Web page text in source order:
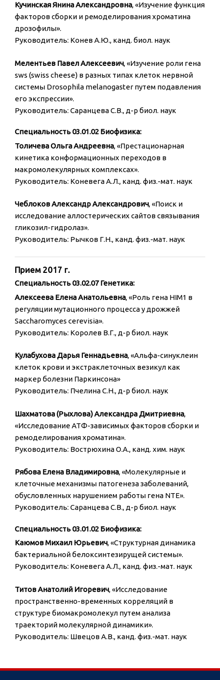
Кучинская Янина Александровна, «Изучение функция
факторов сборки и ремоделирования хроматина
дрозофилы».
Руководитель: Конев А.Ю., канд. биол. наук
Мелентьев Павел Алексеевич, «Изучение роли гена
sws (swiss cheese) в разных типах клеток нервной
системы Drosophila melanogaster путем подавления
его экспрессии».
Руководитель: Саранцева С.В., д-р биол. наук
Специальность 03.01.02 Биофизика:
Толичева Ольга Андреевна, «Престационарная
кинетика конформационных переходов в
макромолекулярных комплексах».
Руководитель: Коневега А.Л., канд. физ.-мат. наук
Чеблоков Александр Александрович, «Поиск и
исследование аллостерических сайтов связывания
гликозил-гидролаз».
Руководитель: Рычков Г.Н., канд. физ.-мат. наук
Прием 2017 г.
Специальность 03.02.07 Генетика:
Алексеева Елена Анатольевна, «Роль гена HIM1 в
регуляции мутационного процесса у дрожжей
Saccharomyces cerevisia».
Руководитель: Королев В.Г., д-р биол. наук
Кулабухова Дарья Геннадьевна, «Альфа-синуклеин
клеток крови и экстраклеточных везикул как
маркер болезни Паркинсона»
Руководитель: Пчелина С.Н., д-р биол. наук
Шахматова (Рыхлова) Александра Дмитриевна,
«Исследование АТФ-зависимых факторов сборки и
ремоделирования хроматина».
Руководитель: Вострюхина О.А., канд. хим. наук
Рябова Елена Владимировна, «Молекулярные и
клеточные механизмы патогенеза заболеваний,
обусловленных нарушением работы гена NTE».
Руководитель: Саранцева С.В., д-р биол. наук
Специальность 03.01.02 Биофизика:
Каюмов Михаил Юрьевич, «Структурная динамика
бактериальной белоксинтезирущей системы».
Руководитель: Коневега А.Л., канд. физ.-мат. наук
Титов Анатолий Игоревич, «Исследование
пространственно-временных корреляций в
структуре биомакромолекул путем анализа
траекторий молекулярной динамики».
Руководитель: Швецов А.В., канд. физ.-мат. наук